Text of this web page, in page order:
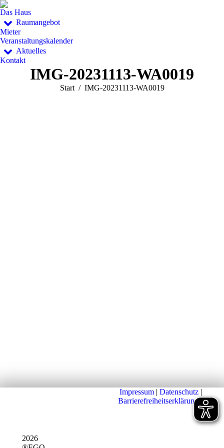
Das Haus
Raumangebot
Mieter
Veranstaltungskalender
Aktuelles
Kontakt
IMG-20231113-WA0019
Sie befinden sich hier:
Start IMG-20231113-WA0019
2026
Impressum | Datenschutz |
Barrierefreiheitserklärung|